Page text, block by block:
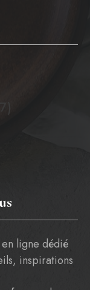
ligne dédié
inspirations